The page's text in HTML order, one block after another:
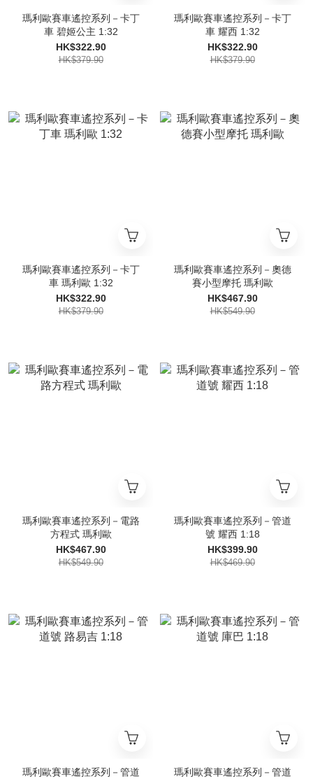
瑪利歐賽車遙控系列－卡丁
車 碧姬公主 1:32
HK$322.90
HK$379.90
瑪利歐賽車遙控系列－卡丁
車 耀西 1:32
HK$322.90
HK$379.90
瑪利歐賽車遙控系列－卡丁
車 瑪利歐 1:32
HK$322.90
HK$379.90
瑪利歐賽車遙控系列－奧德
賽小型摩托 瑪利歐
HK$467.90
HK$549.90
瑪利歐賽車遙控系列－電路
方程式 瑪利歐
HK$467.90
HK$549.90
瑪利歐賽車遙控系列－管道
號 耀西 1:18
HK$399.90
HK$469.90
瑪利歐賽車遙控系列－管道 瑪利歐賽車遙控系列－管道